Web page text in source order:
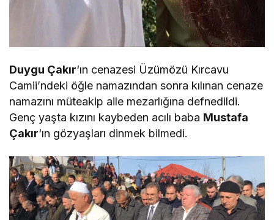
Duygu Çakır‘ın cenazesi Üzümözü Kırcavu
Camii’ndeki öğle namazından sonra kılınan cenaze
namazını müteakip aile mezarlığına defnedildi.
Genç yaşta kızını kaybeden acılı baba Mustafa
Çakır‘ın gözyaşları dinmek bilmedi.